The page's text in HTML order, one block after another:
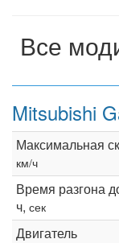
Все
Mitsubishi
Максимальная
км/ч
Время разгона
ч, сек
Двигатель